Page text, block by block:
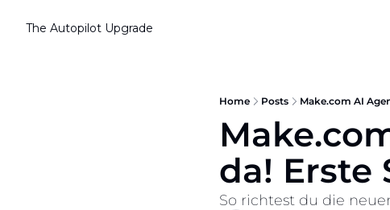
The Autopilot Upgrade
Home Posts Make.com AI
da! Erste
So richtest du die